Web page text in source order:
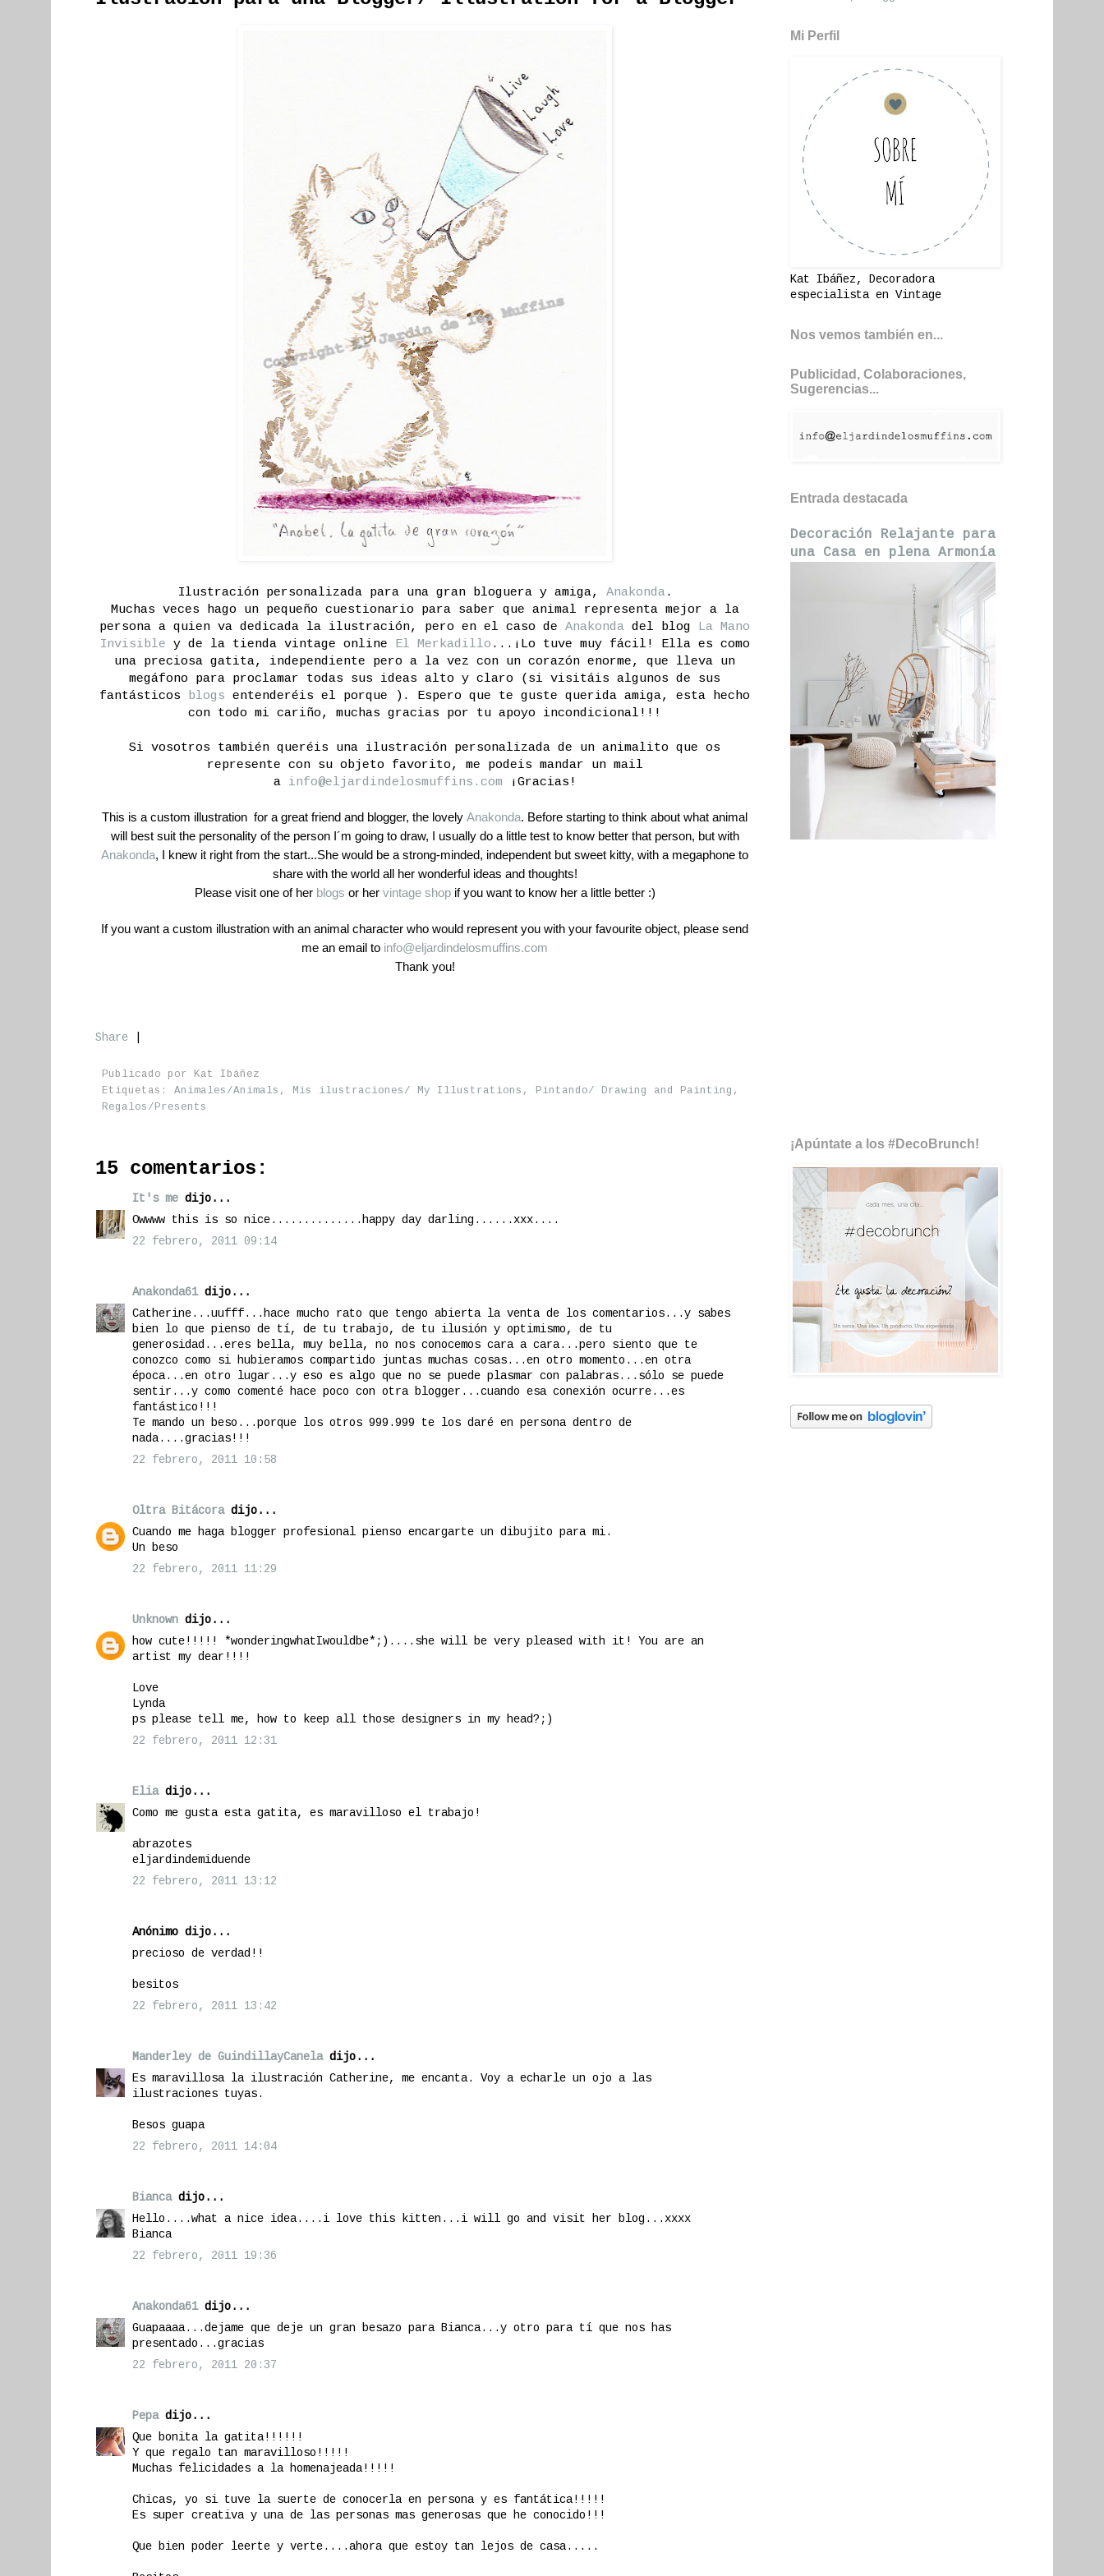
Ilustración personalizada para una gran bloguera y amiga, Anakonda.
Muchas veces hago un pequeño cuestionario para saber que animal representa mejor a la
persona a quien va dedicada la ilustración, pero en el caso de Anakonda del blog La Mano
Invisible y de la tienda vintage online El Merkadillo ...¡Lo tuve muy fácil! Ella es como
una preciosa gatita, independiente pero a la vez con un corazón enorme, que lleva un
megáfono para proclamar todas sus ideas alto y claro (si visitáis algunos de sus
fantásticos blogs entenderéis el porque ). Espero que te guste querida amiga, esta hecho
con todo mi cariño, muchas gracias por tu apoyo incondicional!!!
Si vosotros también queréis una ilustración personalizada de un animalito que os
represente con su objeto favorito, me podeis mandar un mail
a info@eljardindelosmuffins.com ¡Gracias!
This is a custom illustration for a great friend and blogger, the lovely Anakonda. Before starting to think about what animal
will best suit the personality of the person I´m going to draw, I usually do a little test to know better that person, but with
Anakonda, I knew it right from the start...She would be a strong-minded, independent but sweet kitty, with a megaphone to
share with the world all her wonderful ideas and thoughts!
Please visit one of her blogs or her vintage shopif you want to know her a little better :)
If you want a custom illustration with an animal character who would represent you with your favourite object, please send
me an email to info@eljardindelosmuffins.com
Thank you!
Share
Publicado por Kat Ibáñez
Etiquetas: Animales/Animals , Mis ilustraciones/ My Illustrations , Pintando/ Drawing and Painting ,
Regalos/Presents
15 comentarios:
It's me dijo...
Owwww this is so nice..............happy day darling......xxx....
22 febrero, 2011 09:14
Anakonda61dijo...
Catherine...uufff...hace mucho rato que tengo abierta la venta de los comentarios...y sabes
bien lo que pienso de tí, de tu trabajo, de tu ilusión y optimismo, de tu
generosidad...eres bella, muy bella, no nos conocemos cara a cara...pero siento que te
conozco como si hubieramos compartido juntas muchas cosas...en otro momento...en otra
época...en otro lugar...y eso es algo que no se puede plasmar con palabras...sólo se puede
sentir...y como comenté hace poco con otra blogger...cuando esa conexión ocurre...es
fantástico!!!
Te mando un beso...porque los otros 999.999 te los daré en persona dentro de
nada....gracias!!!
22 febrero, 2011 10:58
Oltra Bitácoradijo...
Cuando me haga blogger profesional pienso encargarte un dibujito para mi.
Un beso
22 febrero, 2011 11:29
Unknown dijo...
how cute!!!!! *wonderingwhatIwouldbe*;)....she will be very pleased with it! You are an
artist my dear!!!!
Love
Lynda
ps please tell me, how to keep all those designers in my head?;)
22 febrero, 2011 12:31
Eliadijo...
Como me gusta esta gatita, es maravilloso el trabajo!
abrazotes
eljardindemiduende
22 febrero, 2011 13:12
Anónimo dijo...
precioso de verdad!!
besitos
22 febrero, 2011 13:42
Manderley de GuindillayCaneladijo...
Es maravillosa la ilustración Catherine, me encanta. Voy a echarle un ojo a las
ilustraciones tuyas.
Besos guapa
22 febrero, 2011 14:04
Biancadijo...
Hello....what a nice idea....i love this kitten...i will go and visit her blog...xxxx
Bianca
22 febrero, 2011 19:36
Anakonda61dijo...
Guapaaaa...dejame que deje un gran besazo para Bianca...y otro para tí que nos has
presentado...gracias
22 febrero, 2011 20:37
Pepadijo...
Que bonita la gatita!!!!!!
Y que regalo tan maravilloso!!!!!
Muchas felicidades a la homenajeada!!!!!
Chicas, yo si tuve la suerte de conocerla en persona y es fantática!!!!!
Es super creativa y una de las personas mas generosas que he conocido!!!
Que bien poder leerte y verte....ahora que estoy tan lejos de casa.....
Mi Perfil
Kat Ibáñez, Decoradora
especialista en Vintage
Nos vemos también en...
Publicidad, Colaboraciones,
Sugerencias...
Entrada destacada
Decoración Relajante para
una Casa en plena Armonía
¡Apúntate a los #DecoBrunch!